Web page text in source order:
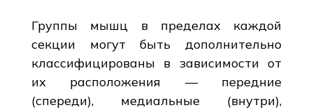
Группы мышц в пределах каждой
секции могут быть дополнительно
классифицированы в зависимости от
их расположения — передние
(спереди), медиальные (внутри),